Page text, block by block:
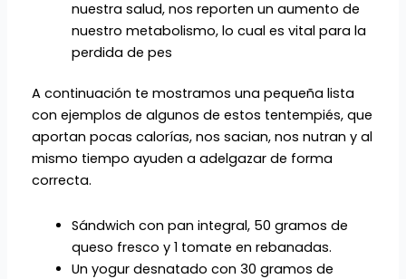
nuestra salud, nos reporten un aumento de
nuestro metabolismo, lo cual es vital para la
perdida de pes
A continuación te mostramos una pequeña lista
con ejemplos de algunos de estos tentempiés, que
aportan pocas calorías, nos sacian, nos nutran y al
mismo tiempo ayuden a adelgazar de forma
correcta.
Sándwich con pan integral, 50 gramos de
queso fresco y 1 tomate en rebanadas.
Un yogur desnatado con 30 gramos de